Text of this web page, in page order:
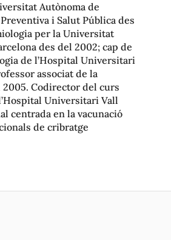
Autònoma de
i Salut Pública des
per la Universitat
des del 2002; cap de
de l’Hospital Universitari
associat de la
Codirector del curs
Universitari Vall
centrada en la vacunació
de cribratge